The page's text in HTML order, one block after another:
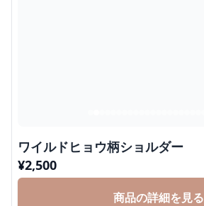
ワイルドヒョウ柄ショルダー
¥2,500
商品の詳細を見る